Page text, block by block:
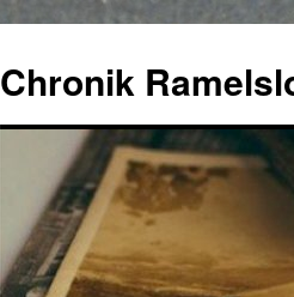
springen
Chronik